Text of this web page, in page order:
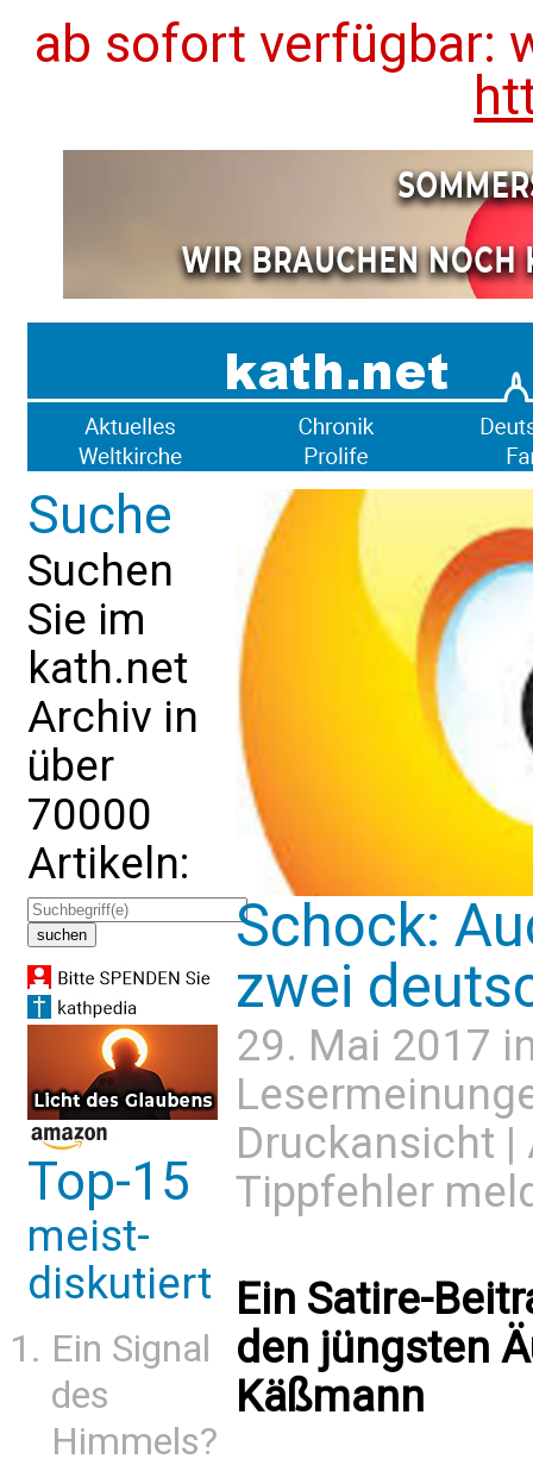
ab sofort verfügbar:
Suche
Suchen
Sie im
kath.net
Archiv in
über
70000
Artikeln:
Top-15
meist-
diskutiert
Ein Signal
des
Himmels?
Schock:
zwei
29. Mai 2017
Druckansicht |
Tippfehler
Ein Satire-
den jüngsten
Käßmann